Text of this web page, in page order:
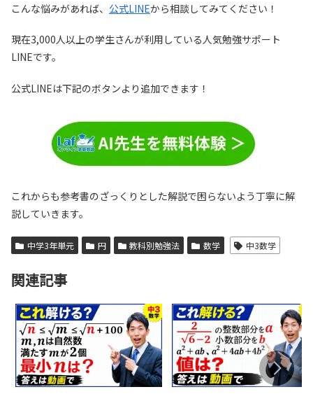
∠BFJ=15°×2個分となり、∠FBK=30°
こんな悩みがあれば、 公式LINEから相談してみてください！
現在3,000人以上の学生さんが利用している人気勉強サポート
LINEです。
公式LINEは下記のボタンより追加できます！
これからも参考書のざっくりとした解説で困らないよう丁寧に解
説していきます。
中学3年単元 円 教科別勉強法 数学 中3数学
関連記事